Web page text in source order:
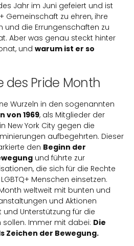
Jahr im Juni gefeiert und ist
Gemeinschaft zu ehren, ihre
und die Errungenschaften zu
Aber was genau steckt hinter
und warum ist er so
des Pride Month
Wurzeln in den sogenannten
von 1969, als Mitglieder der
New York City gegen die
aufbegehrten. Dieser
den Beginn der
und führte zur
die sich für die Rechte
Menschen einsetzen.
weltweit mit bunten und
und Aktionen
und Unterstützung für die
Immer mit dabei: Die
Zeichen der Bewegung.